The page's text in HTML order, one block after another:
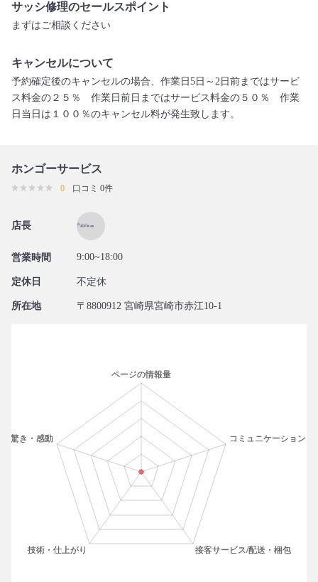
サッシ修理のセールスポイント
まずはご相談ください
キャンセルについて
予約確定後のキャンセルの場合、作業日5日～2日前まではサービ
ス料金の２５％ 作業日前日まではサービス料金の５０％ 作業
日当日は１００％のキャンセル料が発生致します。
ホンゴーサービス
0 口コミ 0件
店長
営業時間 9:00~18:00
定休日 不定休
所在地 〒8800912 宮崎県宮崎市赤江10-1